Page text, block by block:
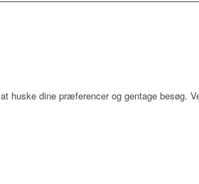
huske dine præferencer og gentage besøg.